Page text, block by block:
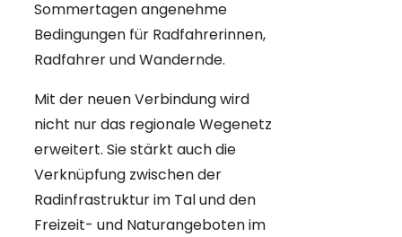
Sommertagen angenehme
Bedingungen für Radfahrerinnen,
Radfahrer und Wandernde.
Mit der neuen Verbindung wird
nicht nur das regionale Wegenetz
erweitert. Sie stärkt auch die
Verknüpfung zwischen der
Radinfrastruktur im Tal und den
Freizeit- und Naturangeboten im